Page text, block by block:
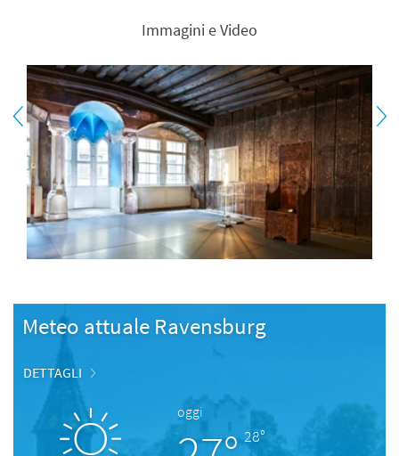
Immagini e Video
Meteo attuale Ravensburg
DETTAGLI
oggi
28°